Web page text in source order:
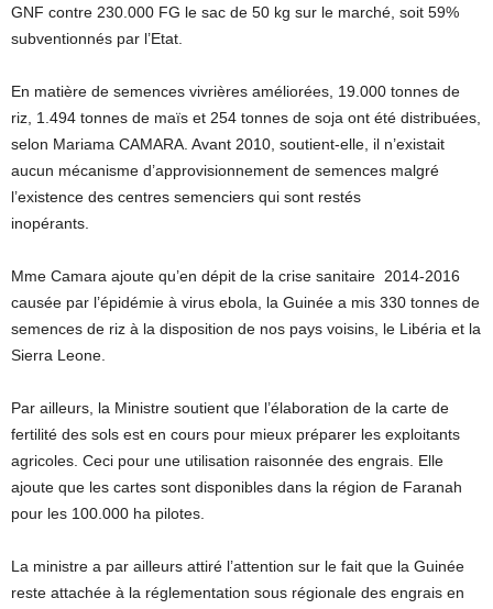
GNF contre 230.000 FG le sac de 50 kg sur le marché, soit 59%
subventionnés par l’Etat.
En matière de semences vivrières améliorées, 19.000 tonnes de
riz, 1.494 tonnes de maïs et 254 tonnes de soja ont été distribuées,
selon Mariama CAMARA. Avant 2010, soutient-elle, il n’existait
aucun mécanisme d’approvisionnement de semences malgré
l’existence des centres semenciers qui sont restés
inopérants.
Mme Camara ajoute qu’en dépit de la crise sanitaire 2014-2016
causée par l’épidémie à virus ebola, la Guinée a mis 330 tonnes de
semences de riz à la disposition de nos pays voisins, le Libéria et la
Sierra Leone.
Par ailleurs, la Ministre soutient que l’élaboration de la carte de
fertilité des sols est en cours pour mieux préparer les exploitants
agricoles. Ceci pour une utilisation raisonnée des engrais. Elle
ajoute que les cartes sont disponibles dans la région de Faranah
pour les 100.000 ha pilotes.
La ministre a par ailleurs attiré l’attention sur le fait que la Guinée
reste attachée à la réglementation sous régionale des engrais en